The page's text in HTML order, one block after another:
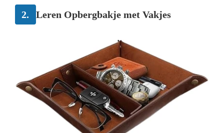
2. Leren Opbergbakje met Vakjes